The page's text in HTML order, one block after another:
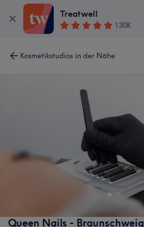
Treatwell
130K
Kosmetikstudios in der Nähe
Queen Nails - Braunschweig